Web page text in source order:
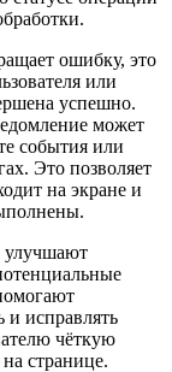
ошибку, это
или
успешно.
может
события или
Это позволяет
на экране и
улучшают
и исправлять
чёткую
странице.